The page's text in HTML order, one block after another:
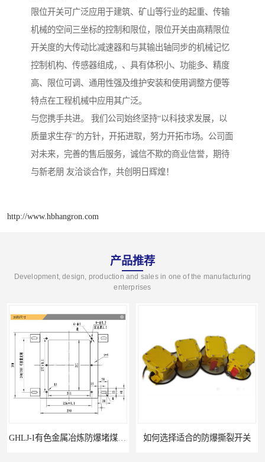
限位开关可广泛应用于建筑、矿山等行业的起重、传输
机械的空间三坐标的控制和限位，限位开关由高精限位
开关度的大传动比减速器和与其输出轴同步的机械记忆
控制机构、传感器组成，、具有体积小、功能多、精度
高、限位可调、通用性强及维护安装和使用调整方便等
特点在工程机械中应用其广泛。
与您携手共进。 我们公司始终坚持“以科技求发展，以
质量求生存”的方针，开拓进取，努力开拓市场。公司面
对未来，完善的售后服务，诚信不欺的商业信誉，期待
与新老朋 友洽谈合作，共创明日辉煌！
http://www.hbhangron.com
产品推荐
Development, design, production and sales in one of the manufacturing
enterprises
如何选择适合的防爆撕裂开关